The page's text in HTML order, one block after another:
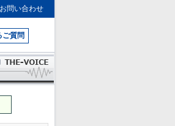
お問い合わせ
ご質問